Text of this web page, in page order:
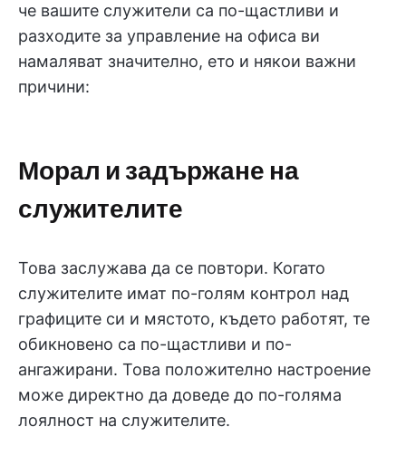
че вашите служители са по-щастливи и
разходите за управление на офиса ви
намаляват значително, ето и някои важни
причини:
Морал и задържане на
служителите
Това заслужава да се повтори. Когато
служителите имат по-голям контрол над
графиците си и мястото, където работят, те
обикновено са по-щастливи и по-
ангажирани. Това положително настроение
може директно да доведе до по-голяма
лоялност на служителите.